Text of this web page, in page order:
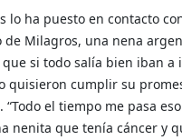
lo ha puesto en contacto
Milagros, una nena
si todo salía bien iban a
quisieron cumplir su
el tiempo me pasa
nenita que tenía cáncer y